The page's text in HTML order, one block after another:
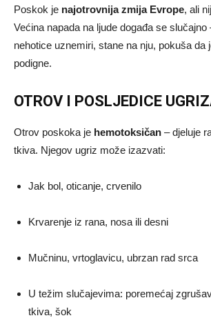
Poskok je najotrovnija zmija Evrope, ali
Većina napada na ljude događa se slučajno
nehotice uznemiri, stane na nju, pokuša da
podigne.
OTROV I POSLJEDICE
Otrov poskoka je hemotoksičan – djeluje
tkiva. Njegov ugriz može izazvati:
Jak bol, oticanje, crvenilo
Krvarenje iz rana, nosa ili desni
Mučninu, vrtoglavicu, ubrzan rad srca
U težim slučajevima: poremećaj
tkiva, šok